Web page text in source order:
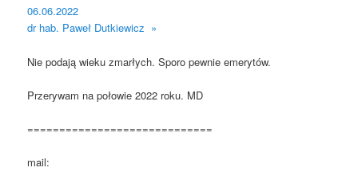
06.06.2022
dr hab. Paweł Dutkiewicz »
Nie podają wieku zmarłych. Sporo pewnie emerytów.
Przerywam na połowie 2022 roku. MD
=============================
mail: